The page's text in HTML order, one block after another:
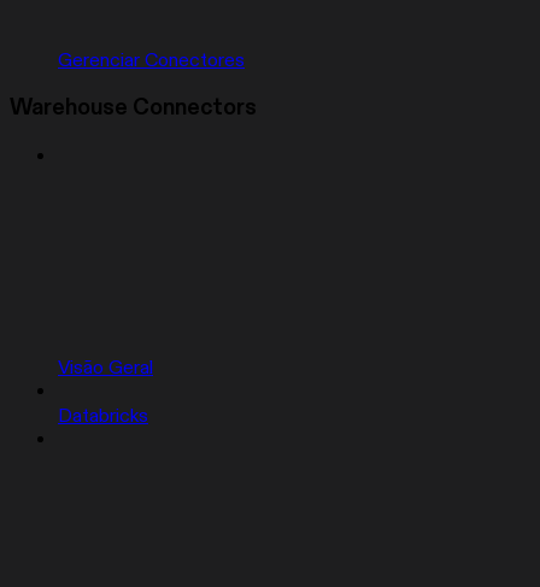
Gerenciar Conectores
Warehouse Connectors
Visão Geral
Databricks